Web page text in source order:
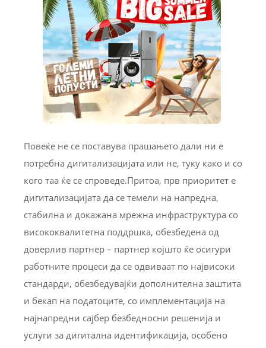
Повеќе не се поставува прашањето дали ни е
потребна дигитализацијата или не, туку како и со
кого таа ќе се спроведе.Притоа, прв приоритет е
дигитализацијата да се темели на напредна,
стабилна и докажана мрежна инфраструктура со
висококвалитетна поддршка, обезбедена од
доверлив партнер – партнер којшто ќе осигури
работните процеси да се одвиваат по највисоки
стандарди, обезбедувајќи дополнителна заштита
и бекап на податоците, со имплементација на
најнапредни сајбер безбедносни решенија и
услуги за дигитална идентификација, особено